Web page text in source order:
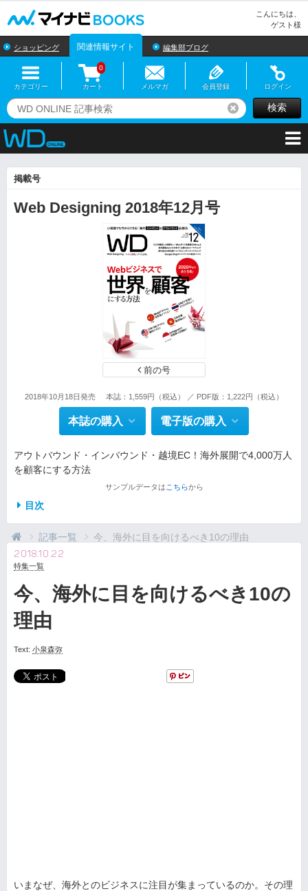
こんにちは、
ゲスト様
ショッピング 関連情報サイト 編集部ブログ
カテゴリー カート
0
メルマガ 会員登録 ログイン
リセット検索
掲載号
Web Designing 2018年12月号
前の号
2018年10月18日発売 本誌：1,559円（税込） ／ PDF版：1,222円（税込）
本誌の購入 電子版の購入
アウトバウンド・インバウンド・越境EC！海外展開で4,000万人
を顧客にする方法
サンプルデータは こちらから
目次
記事一覧 今、海外に目を向けるべき10の理由
2018.10.22
特集一覧
今、海外に目を向けるべき10の
理由
Text: 小泉森弥
いまなぜ、海外とのビジネスに注目が集まっているのか。その理